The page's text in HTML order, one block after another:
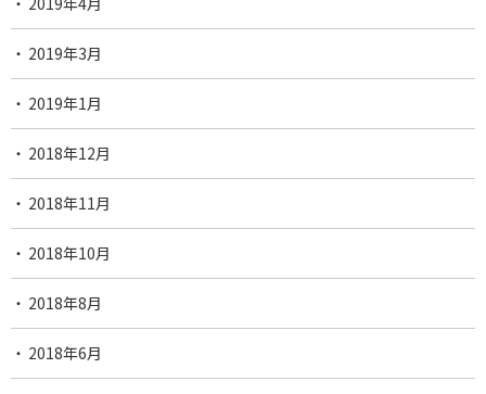
2019年3月
2019年1月
2018年12月
2018年11月
2018年10月
2018年8月
2018年6月